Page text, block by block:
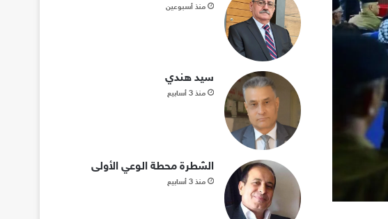
منذ أسبوعين
سيد هندي
منذ 3 أسابيع
الشطرة محطة الوعي الأولى
منذ 3 أسابيع